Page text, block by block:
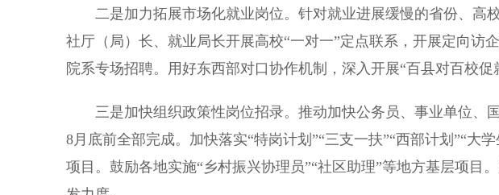
二是加力拓展市场化就业岗位。针对就业进展缓慢的省份、高
社厅（局）长、就业局长开展高校“一对一”定点联系，开展定向访
院系专场招聘。用好东西部对口协作机制，深入开展“百县对百校促
三是加快组织政策性岗位招录。推动加快公务员、事业单位、
8月底前全部完成。加快落实“特岗计划”“三支一扶”“西部计划”“大
项目。鼓励各地实施“乡村振兴协理员”“社区助理”等地方基层项目